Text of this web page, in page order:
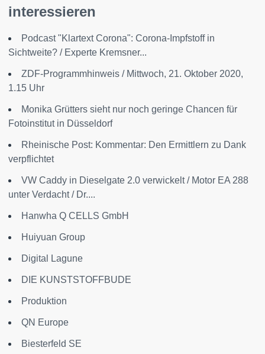
interessieren
Podcast "Klartext Corona": Corona-Impfstoff in
Sichtweite? / Experte Kremsner...
ZDF-Programmhinweis / Mittwoch, 21. Oktober 2020,
1.15 Uhr
Monika Grütters sieht nur noch geringe Chancen für
Fotoinstitut in Düsseldorf
Rheinische Post: Kommentar: Den Ermittlern zu Dank
verpflichtet
VW Caddy in Dieselgate 2.0 verwickelt / Motor EA 288
unter Verdacht / Dr....
Hanwha Q CELLS GmbH
Huiyuan Group
Digital Lagune
DIE KUNSTSTOFFBUDE
Produktion
QN Europe
Biesterfeld SE